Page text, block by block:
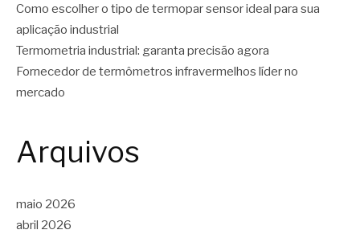
Como escolher o tipo de termopar sensor ideal para sua
aplicação industrial
Termometria industrial: garanta precisão agora
Fornecedor de termômetros infravermelhos líder no
mercado
Arquivos
maio 2026
abril 2026